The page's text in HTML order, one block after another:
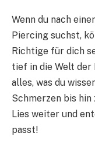
Wenn du nach
Piercing suchst,
Richtige für dich
tief in die Welt der
alles, was du
Schmerzen bis
Lies weiter und
passt!